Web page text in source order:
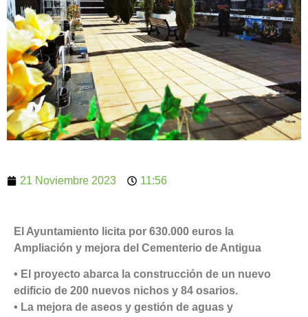
21 Noviembre 2023 11:56
El Ayuntamiento licita por 630.000 euros la
Ampliación y mejora del Cementerio de Antigua
• El proyecto abarca la construcción de un nuevo
edificio de 200 nuevos nichos y 84 osarios.
• La mejora de aseos y gestión de aguas y